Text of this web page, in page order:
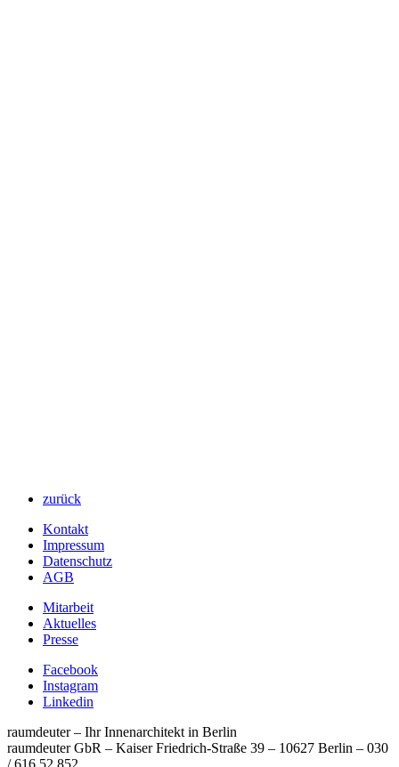
zurück
Kontakt
Impressum
Datenschutz
AGB
Mitarbeit
Aktuelles
Presse
Facebook
Instagram
Linkedin
raumdeuter – Ihr Innenarchitekt in Berlin
raumdeuter GbR – Kaiser Friedrich-Straße 39 – 10627 Berlin – 030
/ 616 52 852